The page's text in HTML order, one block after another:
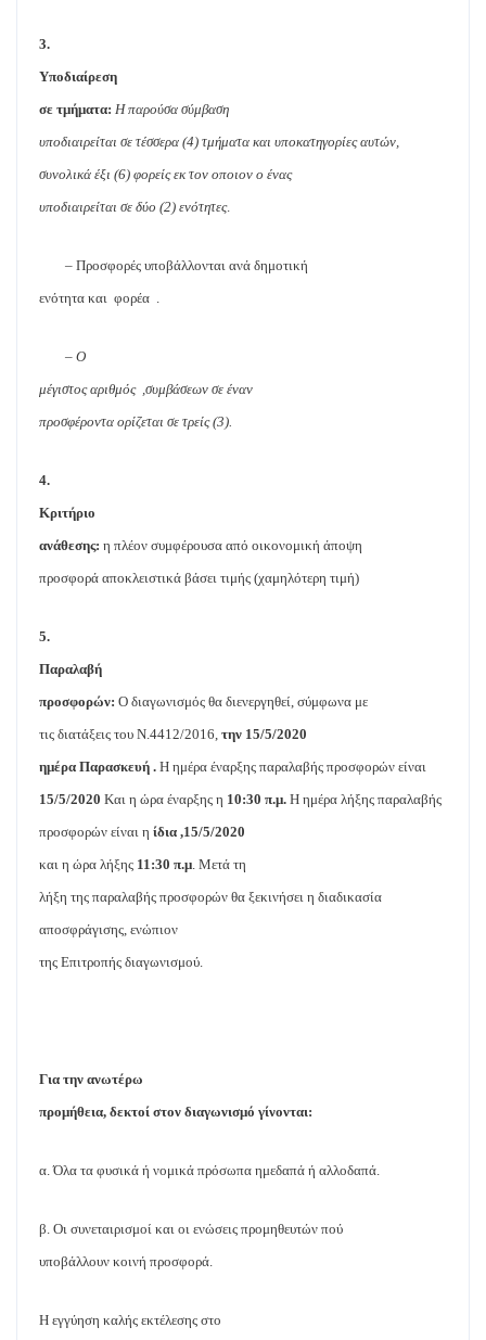
3.
Υποδιαίρεση
σε τμήματα: Η παρούσα σύμβαση
υποδιαιρείται σε τέσσερα (4) τμήματα και υποκατηγορίες αυτών,
συνολικά έξι (6) φορείς εκ τον οποιον ο ένας
υποδιαιρείται σε δύο (2) ενότητες.
– Προσφορές υποβάλλονται ανά δημοτική
ενότητα και φορέα .
– Ο
μέγιστος αριθμός ,συμβάσεων σε έναν
προσφέροντα ορίζεται σε τρείς (3).
4.
Κριτήριο
ανάθεσης: η πλέον συμφέρουσα από οικονομική άποψη
προσφορά αποκλειστικά βάσει τιμής (χαμηλότερη τιμή)
5.
Παραλαβή
προσφορών: Ο διαγωνισμός θα διενεργηθεί, σύμφωνα με
τις διατάξεις του Ν.4412/2016, την 15/5/2020
ημέρα Παρασκευή . Η ημέρα έναρξης παραλαβής προσφορών είναι
15/5/2020 Και η ώρα έναρξης η 10:30 π.μ. Η ημέρα λήξης παραλαβής
προσφορών είναι η ίδια ,15/5/2020
και η ώρα λήξης 11:30 π.μ. Μετά τη
λήξη της παραλαβής προσφορών θα ξεκινήσει η διαδικασία
αποσφράγισης, ενώπιον
της Επιτροπής διαγωνισμού.
Για την ανωτέρω
προμήθεια, δεκτοί στον διαγωνισμό γίνονται:
α. Όλα τα φυσικά ή νομικά πρόσωπα ημεδαπά ή αλλοδαπά.
β. Οι συνεταιρισμοί και οι ενώσεις προμηθευτών πού
υποβάλλουν κοινή προσφορά.
Η εγγύηση καλής εκτέλεσης στο